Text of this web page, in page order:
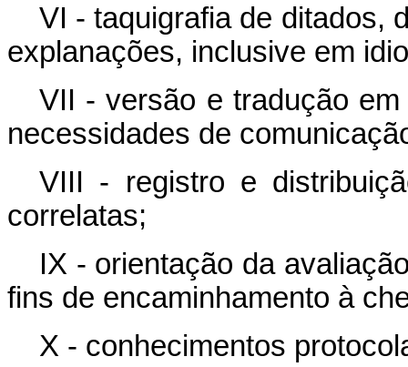
VI - taquigrafia de ditados,
explanações, inclusive em
VII - versão e tradução
necessidades de
VIII - registro e
correlatas;
IX - orientação da
fins de encaminhamento à
X - conhecimentos